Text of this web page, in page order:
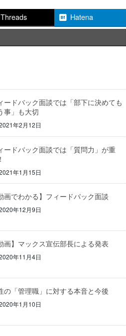
Threads
Hatena
ードバック面談では「部下に決めても
事」も大切
年2月12日
ードバック面談では「質問力」が重
年1月15日
画でわかる】フィードバック面談
年12月9日
画】マックス宣伝部長による発表
年11月4日
の「管理職」に対する本音と今後
年1月10日